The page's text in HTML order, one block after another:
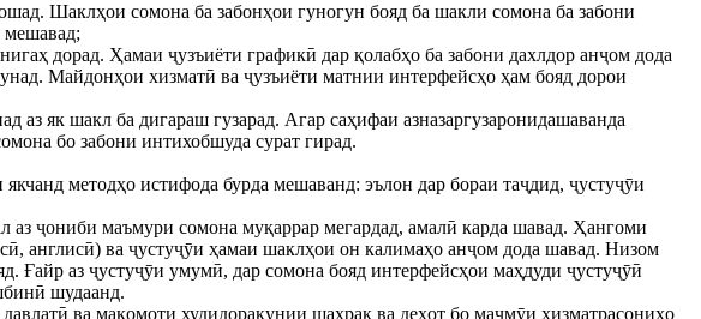
Шаклҳои сомона ба забонҳои гуногун бояд ба шакли сомона ба забони
мешавад;
дорад. Ҳамаи ҷузъиёти графикӣ дар қолабҳо ба забони дахлдор анҷом дода
Майдонҳои хизматӣ ва ҷузъиёти матнии интерфейсҳо ҳам бояд дорои
аз як шакл ба дигараш гузарад. Агар саҳифаи азназаргузаронидашаванда
бо забони интихобшуда сурат гирад.
методҳо истифода бурда мешаванд: эълон дар бораи таҷдид, ҷустуҷӯи
ҷониби маъмури сомона муқаррар мегардад, амалӣ карда шавад. Ҳангоми
англисӣ) ва ҷустуҷӯи ҳамаи шаклҳои он калимаҳо анҷом дода шавад. Низом
аз ҷустуҷӯи умумӣ, дар сомона бояд интерфейсҳои маҳдуди ҷустуҷӯӣ
шудаанд.
ва мақомоти худидоракунии шаҳрак ва деҳот бо маҷмӯи хизматрасониҳо